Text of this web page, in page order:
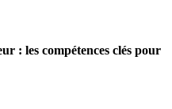
: les compétences clés pour